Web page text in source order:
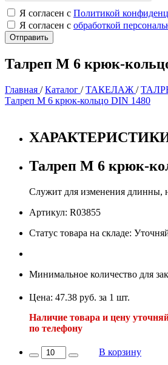
Я согласен с Политикой
Я согласен с обработкой
Талреп М 6 крюк-
Главная /Каталог /ТАКЕЛАЖ /
Талреп М 6 крюк-кольцо DIN 1480
Талреп М 6 крюк-
Служит для изменения длинны,
Артикул: R03855
Статус товара на складе:
Минимальное количество для
Цена: 47.38 руб. за 1 шт.
Наличие товара и цену
по телефону
В корзину